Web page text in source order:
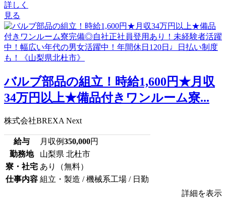
詳しく
見る
バルブ部品の組立！時給1,600円★月収
34万円以上★備品付きワンルーム寮...
株式会社BREXA Next
給与 月収例350,000円
勤務地
山梨県 北杜市
寮・社宅 あり（無料）
仕事内容 組立・製造 / 機械系工場 / 日勤
詳細を表示